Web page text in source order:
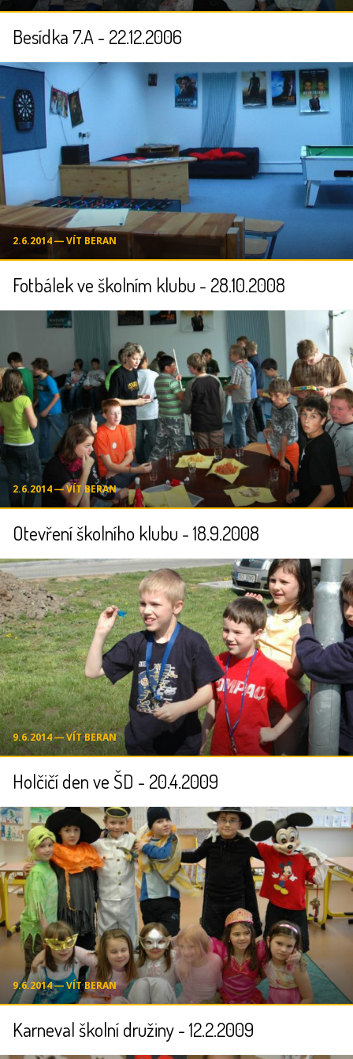
Besídka 7.A - 22.12.2006
2.6.2014 ― VÍT BERAN
Fotbálek ve školním klubu - 28.10.2008
2.6.2014 ― VÍT BERAN
Otevření školního klubu - 18.9.2008
9.6.2014 ― VÍT BERAN
Holčičí den ve ŠD - 20.4.2009
9.6.2014 ― VÍT BERAN
Karneval školní družiny - 12.2.2009